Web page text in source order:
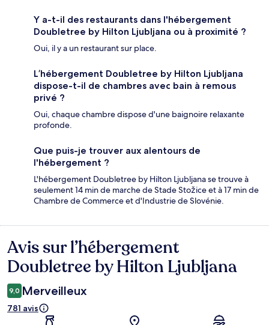
Y a-t-il des restaurants dans l'hébergement
Doubletree by Hilton Ljubljana ou à proximité ?
Oui, il y a un restaurant sur place.
L’hébergement Doubletree by Hilton Ljubljana
dispose-t-il de chambres avec bain à remous
privé ?
Oui, chaque chambre dispose d'une baignoire relaxante
profonde.
Que puis-je trouver aux alentours de
l'hébergement ?
L'hébergement Doubletree by Hilton Ljubljana se trouve à
seulement 14 min de marche de Stade Stožice et à 17 min de
Chambre de Commerce et d'Industrie de Slovénie.
Avis
Avis sur l’hébergement
Doubletree by Hilton Ljubljana
9,0 Merveilleux
781 avis